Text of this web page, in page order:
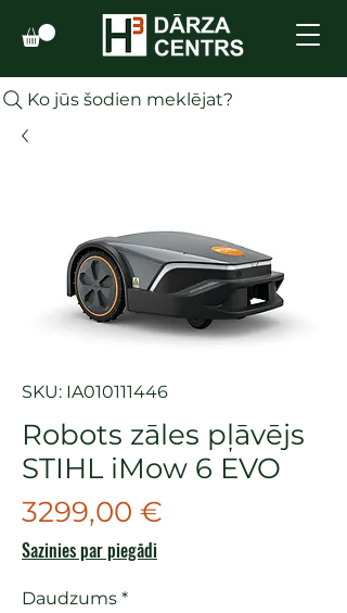
Ko jūs šodien meklējat?
SKU: IA010111446
Robots zāles pļāvējs
STIHL iMow 6 EVO
3299,00 €
Sazinies par piegādi
Daudzums *